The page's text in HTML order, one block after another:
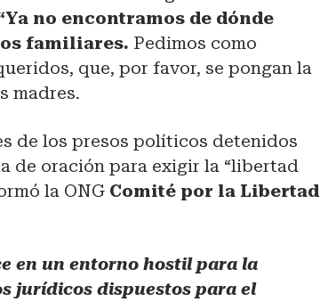
no encontramos de dónde
familiares. Pedimos como
que, por favor, se pongan la
madres.
de los presos políticos detenidos
de oración para exigir la “libertad
la ONG Comité por la Libertad
en un entorno hostil para la
jurídicos dispuestos para el